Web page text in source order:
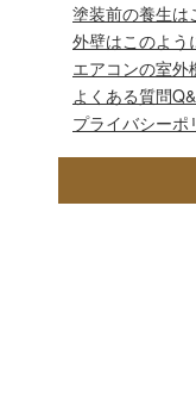
塗装前の養生は
外壁はこのよう
エアコンの室外
よくある質問
プライバシーポ